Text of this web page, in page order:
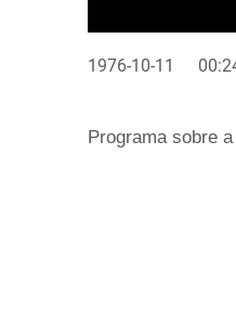
1976-10-11
Programa sobre